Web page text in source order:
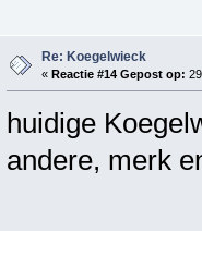
Re: Koegelwieck
« Reactie #14 Gepost op:
huidige
andere, merk